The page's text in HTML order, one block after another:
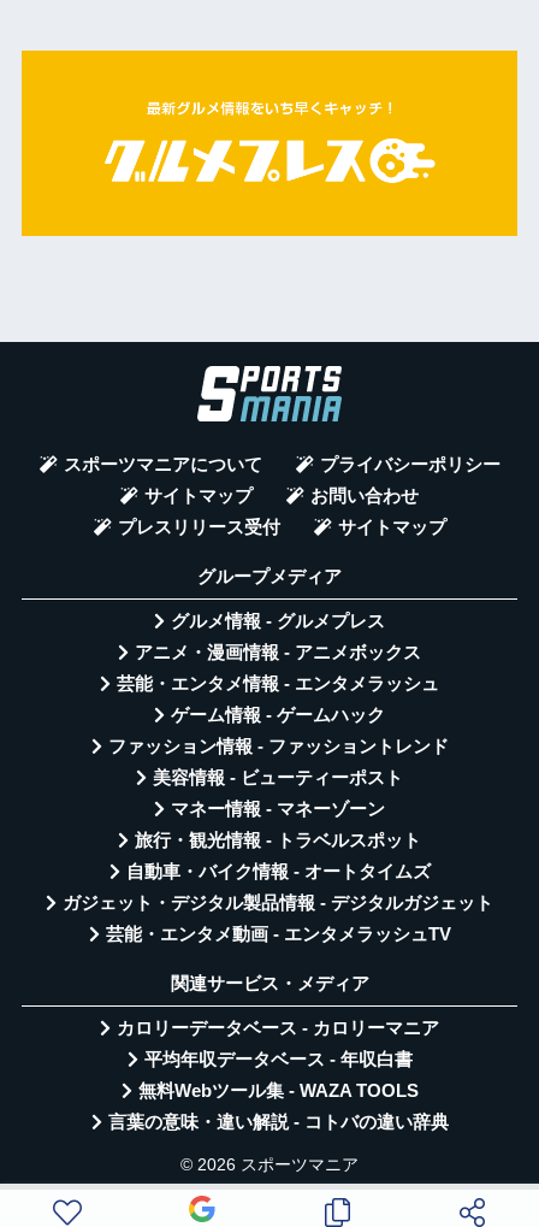
スポーツマニアについて
プライバシーポリシー
サイトマップ
お問い合わせ
プレスリリース受付
サイトマップ
グループメディア
グルメ情報 - グルメプレス
アニメ・漫画情報 - アニメボックス
芸能・エンタメ情報 - エンタメラッシュ
ゲーム情報 - ゲームハック
ファッション情報 - ファッショントレンド
美容情報 - ビューティーポスト
マネー情報 - マネーゾーン
旅行・観光情報 - トラベルスポット
自動車・バイク情報 - オートタイムズ
ガジェット・デジタル製品情報 - デジタルガジェット
芸能・エンタメ動画 - エンタメラッシュTV
関連サービス・メディア
カロリーデータベース - カロリーマニア
平均年収データベース - 年収白書
無料Webツール集 - WAZA TOOLS
言葉の意味・違い解説 - コトバの違い辞典
© 2026 スポーツマニア